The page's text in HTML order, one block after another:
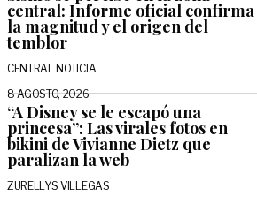
central: Informe oficial confirma
la magnitud y el origen del
temblor
CENTRAL NOTICIA
8 AGOSTO, 2026
“A Disney se le escapó una
princesa”: Las virales fotos en
bikini de Vivianne Dietz que
paralizan la web
ZURELLYS VILLEGAS